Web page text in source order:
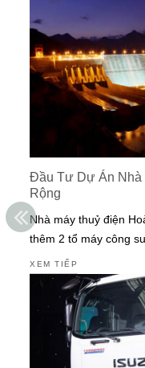
Đầu Tư Dự Án Nhà
Rộng
Nhà máy thuỷ điện
thêm 2 tổ máy công
XEM TIẾP